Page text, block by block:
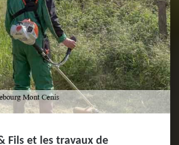
Fils et les travaux de